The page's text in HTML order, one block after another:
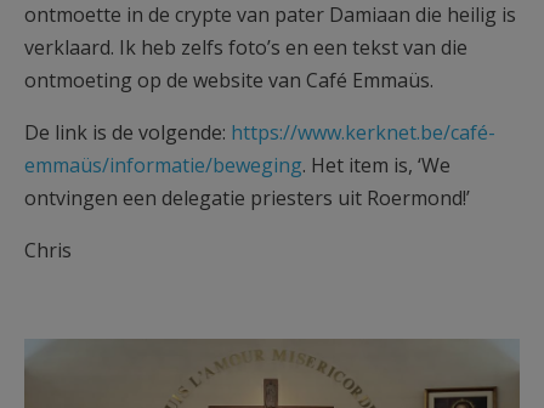
ontmoette in de crypte van pater Damiaan die heilig is
verklaard. Ik heb zelfs foto’s en een tekst van die
ontmoeting op de website van Café Emmaüs.
De link is de volgende: https://www.kerknet.be/café-
emmaüs/informatie/beweging. Het item is, ‘We
ontvingen een delegatie priesters uit Roermond!’
Chris